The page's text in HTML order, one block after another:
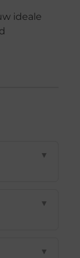
ideale
▼
▼
▼